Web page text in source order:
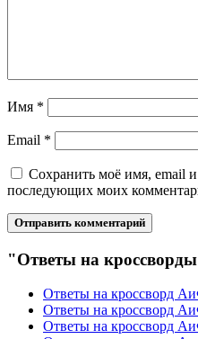
Имя *
Email *
Сохранить моё имя, email и
последующих моих
"Ответы на
Ответы на кроссворд
Ответы на кроссворд
Ответы на кроссворд